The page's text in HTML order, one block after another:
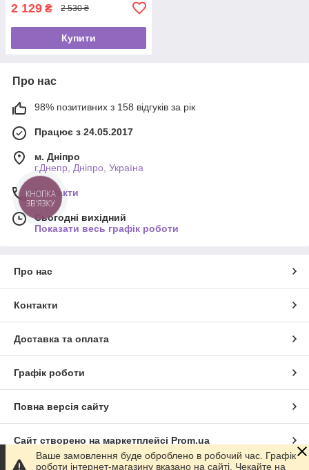
2 129 ₴ 2 530 ₴
Купити
Про нас
98% позитивних з 158 відгуків за рік
Працює з 24.05.2017
м. Дніпро
г.Днепр, Дніпро, Україна
Контакти
Сьогодні вихідний
Показати весь графік роботи
Про нас
Контакти
Доставка та оплата
Графік роботи
Повна версія сайту
Сайт створено на маркетплейсі Prom.ua
Ваше замовлення буде оброблено в робочий час. Графік
роботи інтернет-магазину вказано на сайті. Чекайте на
КНОПКА
ЗВ'ЯЗКУ